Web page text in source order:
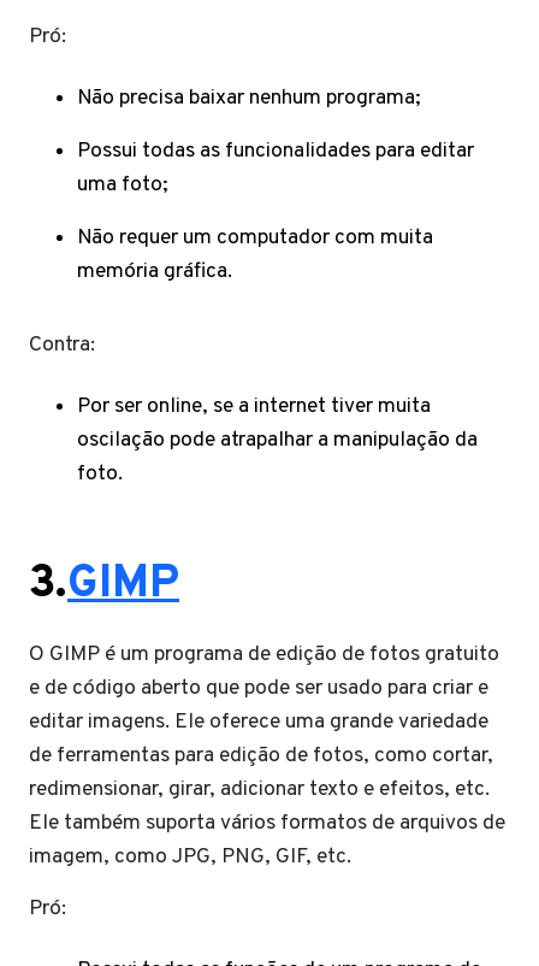
Pró:
Não precisa baixar nenhum programa;
Possui todas as funcionalidades para editar
uma foto;
Não requer um computador com muita
memória gráfica.
Contra:
Por ser online, se a internet tiver muita
oscilação pode atrapalhar a manipulação da
foto.
3.GIMP
O GIMP é um programa de edição de fotos gratuito
e de código aberto que pode ser usado para criar e
editar imagens. Ele oferece uma grande variedade
de ferramentas para edição de fotos, como cortar,
redimensionar, girar, adicionar texto e efeitos, etc.
Ele também suporta vários formatos de arquivos de
imagem, como JPG, PNG, GIF, etc.
Pró: